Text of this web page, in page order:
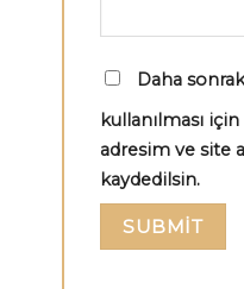
Daha
kullanılması
adresim ve site
kaydedilsin.